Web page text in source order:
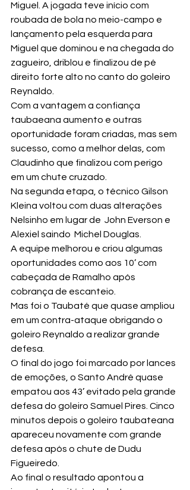
Miguel. A jogada teve início com
roubada de bola no meio-campo e
lançamento pela esquerda para
Miguel que dominou e na chegada do
zagueiro, driblou e finalizou de pé
direito forte alto no canto do goleiro
Reynaldo.
Com a vantagem a confiança
taubaeana aumento e outras
oportunidade foram criadas, mas sem
sucesso, como a melhor delas, com
Claudinho que finalizou com perigo
em um chute cruzado.
Na segunda etapa, o técnico Gilson
Kleina voltou com duas alterações
Nelsinho em lugar de  John Everson e
Alexiel saindo  Michel Douglas.
A equipe melhorou e criou algumas
oportunidades como aos 10’ com
cabeçada de Ramalho após
cobrança de escanteio.
Mas foi o Taubaté que quase ampliou
em um contra-ataque obrigando o
goleiro Reynaldo a realizar grande
defesa.
O final do jogo foi marcado por lances
de emoções, o Santo André quase
empatou aos 43’ evitado pela grande
defesa do goleiro Samuel Pires. Cinco
minutos depois o goleiro taubateana
apareceu novamente com grande
defesa após o chute de Dudu
Figueiredo.
Ao final o resultado apontou a